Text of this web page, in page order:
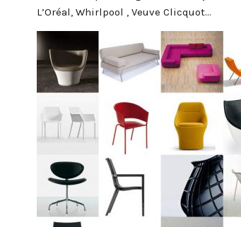
L’Oréal, Whirlpool , Veuve Clicquot…